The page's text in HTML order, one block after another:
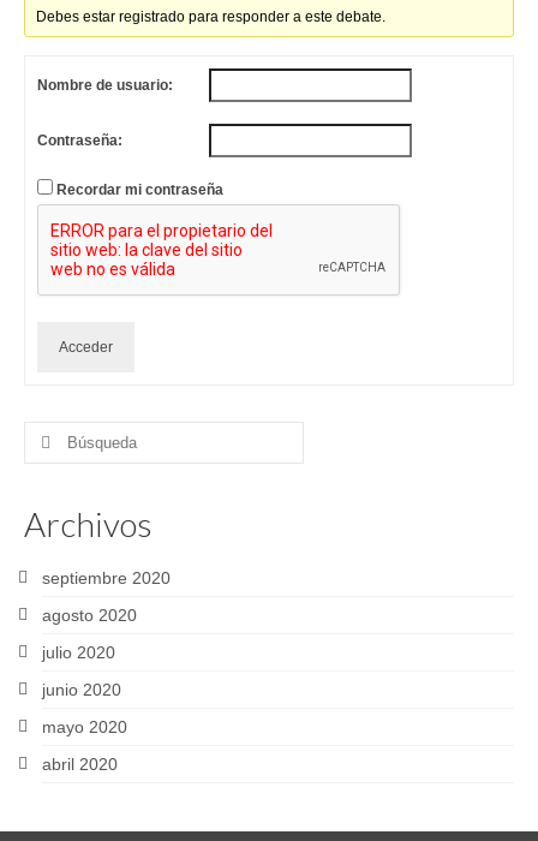
Debes estar registrado para responder a este debate.
Nombre de usuario:
Contraseña:
Recordar mi contraseña
Acceder
Buscar
Archivos
septiembre 2020
agosto 2020
julio 2020
junio 2020
mayo 2020
abril 2020